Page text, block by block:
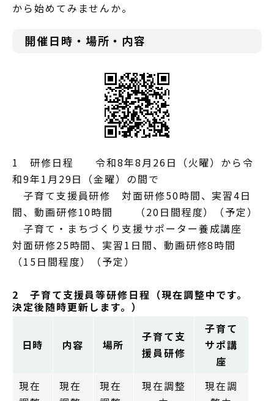
から始めてみませんか。
開催日時・場所・内容
1 研修日程 令和8年8月26日（火曜）から令
和9年1月29日（金曜）の間で
子育て支援員研修 対面研修50時間、実習4日
間、動画研修10時間 （20日間程度）（予定）
子育て・まちづくり支援サポーター養成講座
対面研修25時間、実習1日間、動画研修8時間
（15日間程度）（予定）
2 子育て支援員等研修日程（現在調整中です。
決定後随時更新します。）
日時 内容 場所
子育て支
援員研修
子育て
サポ講
座
現在
現在
現在
現在調整
現在調